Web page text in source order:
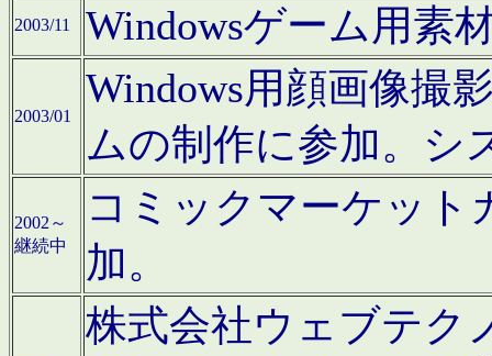
2003/11 Windowsゲーム用素
2003/01
Windows用顔画像撮
ムの制作に参加。シ
2002～
継続中
コミックマーケット
加。
株式会社ウェブテク